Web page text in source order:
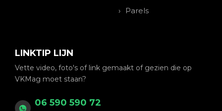
Parels
LINKTIP LIJN
Vette video, foto's of link gemaakt of gezien die op
VKMag moet staan?
06 590 590 72